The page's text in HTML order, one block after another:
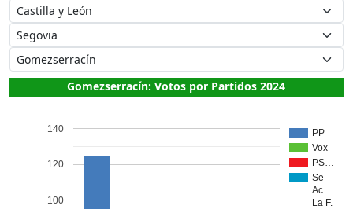
Gomezserracín: Votos por Partidos 2024
PP
Vox
PS…
Se
Ac.
La F.
100
120
140